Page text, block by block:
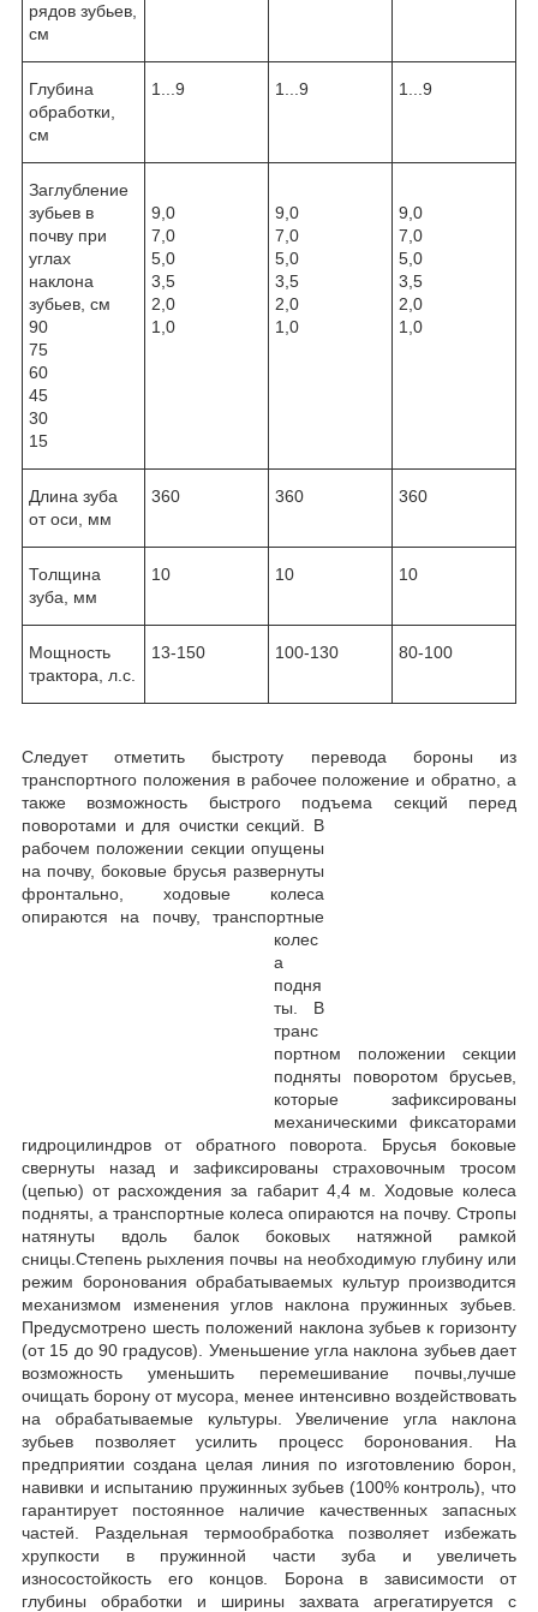
рядов зубьев,
см
Глубина
обработки,
см
1...9 1...9 1...9
Заглубление
зубьев в
почву при
углах
наклона
зубьев, см
90
75
60
45
30
15
9,0
7,0
5,0
3,5
2,0
1,0
9,0
7,0
5,0
3,5
2,0
1,0
9,0
7,0
5,0
3,5
2,0
1,0
Длина зуба
от оси, мм
360 360 360
Толщина
зуба, мм
10 10 10
Мощность
трактора, л.с.
13-150 100-130 80-100
Следует отметить быстроту перевода бороны из
транспортного положения в рабочее положение и обратно, а
также возможность быстрого подъема секций перед
поворотами и для очистки секций. В
рабочем положении секции опущены
на почву, боковые брусья развернуты
фронтально, ходовые колеса
опираются на почву, транспортные
колес
а
подня
ты. В
транс
портном положении секции
подняты поворотом брусьев,
которые зафиксированы
механическими фиксаторами
гидроцилиндров от обратного поворота. Брусья боковые
свернуты назад и зафиксированы страховочным тросом
(цепью) от расхождения за габарит 4,4 м. Ходовые колеса
подняты, а транспортные колеса опираются на почву. Стропы
натянуты вдоль балок боковых натяжной рамкой
сницы.Степень рыхления почвы на необходимую глубину или
режим боронования обрабатываемых культур производится
механизмом изменения углов наклона пружинных зубьев.
Предусмотрено шесть положений наклона зубьев к горизонту
(от 15 до 90 градусов). Уменьшение угла наклона зубьев дает
возможность уменьшить перемешивание почвы,лучше
очищать борону от мусора, менее интенсивно воздействовать
на обрабатываемые культуры. Увеличение угла наклона
зубьев позволяет усилить процесс боронования. На
предприятии создана целая линия по изготовлению борон,
навивки и испытанию пружинных зубьев (100% контроль), что
гарантирует постоянное наличие качественных запасных
частей. Раздельная термообработка позволяет избежать
хрупкости в пружинной части зуба и увеличеть
износостойкость его концов. Борона в зависимости от
глубины обработки и ширины захвата агрегатируется с